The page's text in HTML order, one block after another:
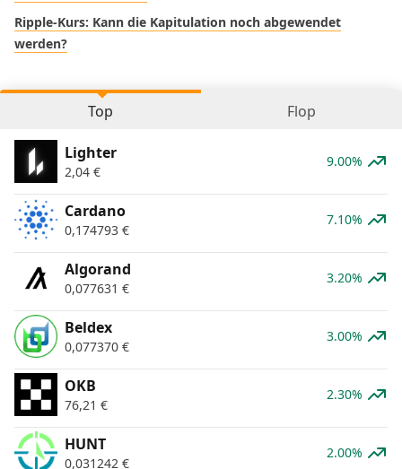
Ripple-Kurs: Kann die Kapitulation noch abgewendet
werden?
Top Flop
Lighter
2,04 €
9.00%
Cardano
0,174793 €
7.10%
Algorand
0,077631 €
3.20%
Beldex
0,077370 €
3.00%
OKB
76,21 €
2.30%
HUNT
0,031242 €
2.00%